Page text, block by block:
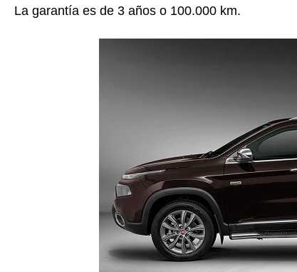
La garantía es de 3 años o 100.000 km.